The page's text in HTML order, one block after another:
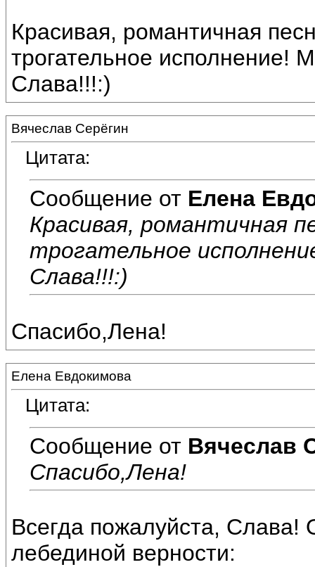
Красивая, романтичная
трогательное исполнение!
Слава!!!:)
Вячеслав Серёгин
Цитата:
Сообщение от Елена
Красивая, романтичная
трогательное
Слава!!!:)
Спасибо,Лена!
Елена Евдокимова
Цитата:
Сообщение от Вячеслав
Спасибо,Лена!
Всегда пожалуйста, Слава!
лебединой верности: